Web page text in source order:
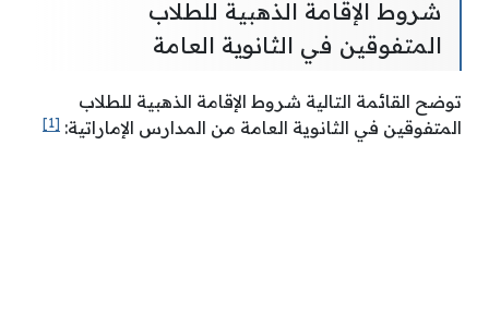
شروط الإقامة الذهبية للطلاب
المتفوقين في الثانوية العامة
توضح القائمة التالية شروط الإقامة الذهبية للطلاب
المتفوقين في الثانوية العامة من المدارس الإماراتية: [1]